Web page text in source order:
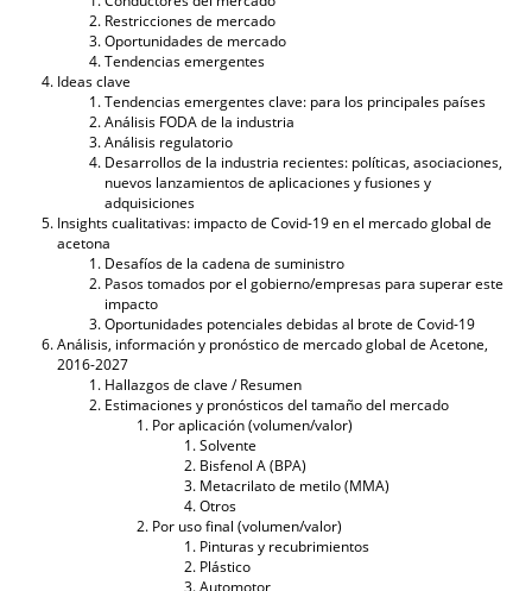
Restricciones de mercado
Oportunidades de mercado
Tendencias emergentes
Ideas clave
Tendencias emergentes clave: para los principales países
Análisis FODA de la industria
Análisis regulatorio
Desarrollos de la industria recientes: políticas, asociaciones,
nuevos lanzamientos de aplicaciones y fusiones y
adquisiciones
Insights cualitativas: impacto de Covid-19 en el mercado global de
acetona
Desafíos de la cadena de suministro
Pasos tomados por el gobierno/empresas para superar este
impacto
Oportunidades potenciales debidas al brote de Covid-19
Análisis, información y pronóstico de mercado global de Acetone,
2016-2027
Hallazgos de clave / Resumen
Estimaciones y pronósticos del tamaño del mercado
Por aplicación (volumen/valor)
Solvente
Bisfenol A (BPA)
Metacrilato de metilo (MMA)
Otros
Por uso final (volumen/valor)
Pinturas y recubrimientos
Plástico
Automotor